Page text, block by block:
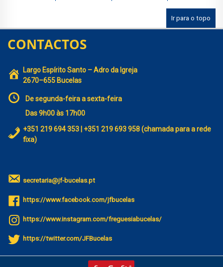
Ir para o topo
CONTACTOS
Largo Espírito Santo – Adro da Igreja
2670–655 Bucelas
De segunda-feira a sexta-feira
Das 9h00 às 17h00
+351 219 694 353 | +351 219 693 958 (chamada para a rede
fixa)
secretaria@jf-bucelas.pt
https://www.facebook.com/jfbucelas
https://www.instagram.com/freguesiabucelas/
https://twitter.com/JFBucelas